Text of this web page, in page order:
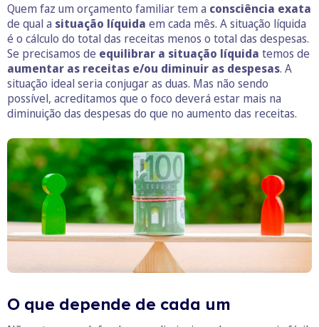
Quem faz um orçamento familiar tem a consciência exata
de qual a situação líquida em cada mês. A situação líquida
é o cálculo do total das receitas menos o total das despesas.
Se precisamos de equilibrar a situação líquida temos de
aumentar as receitas e/ou diminuir as despesas. A
situação ideal seria conjugar as duas. Mas não sendo
possível, acreditamos que o foco deverá estar mais na
diminuição das despesas do que no aumento das receitas.
O que depende de cada um